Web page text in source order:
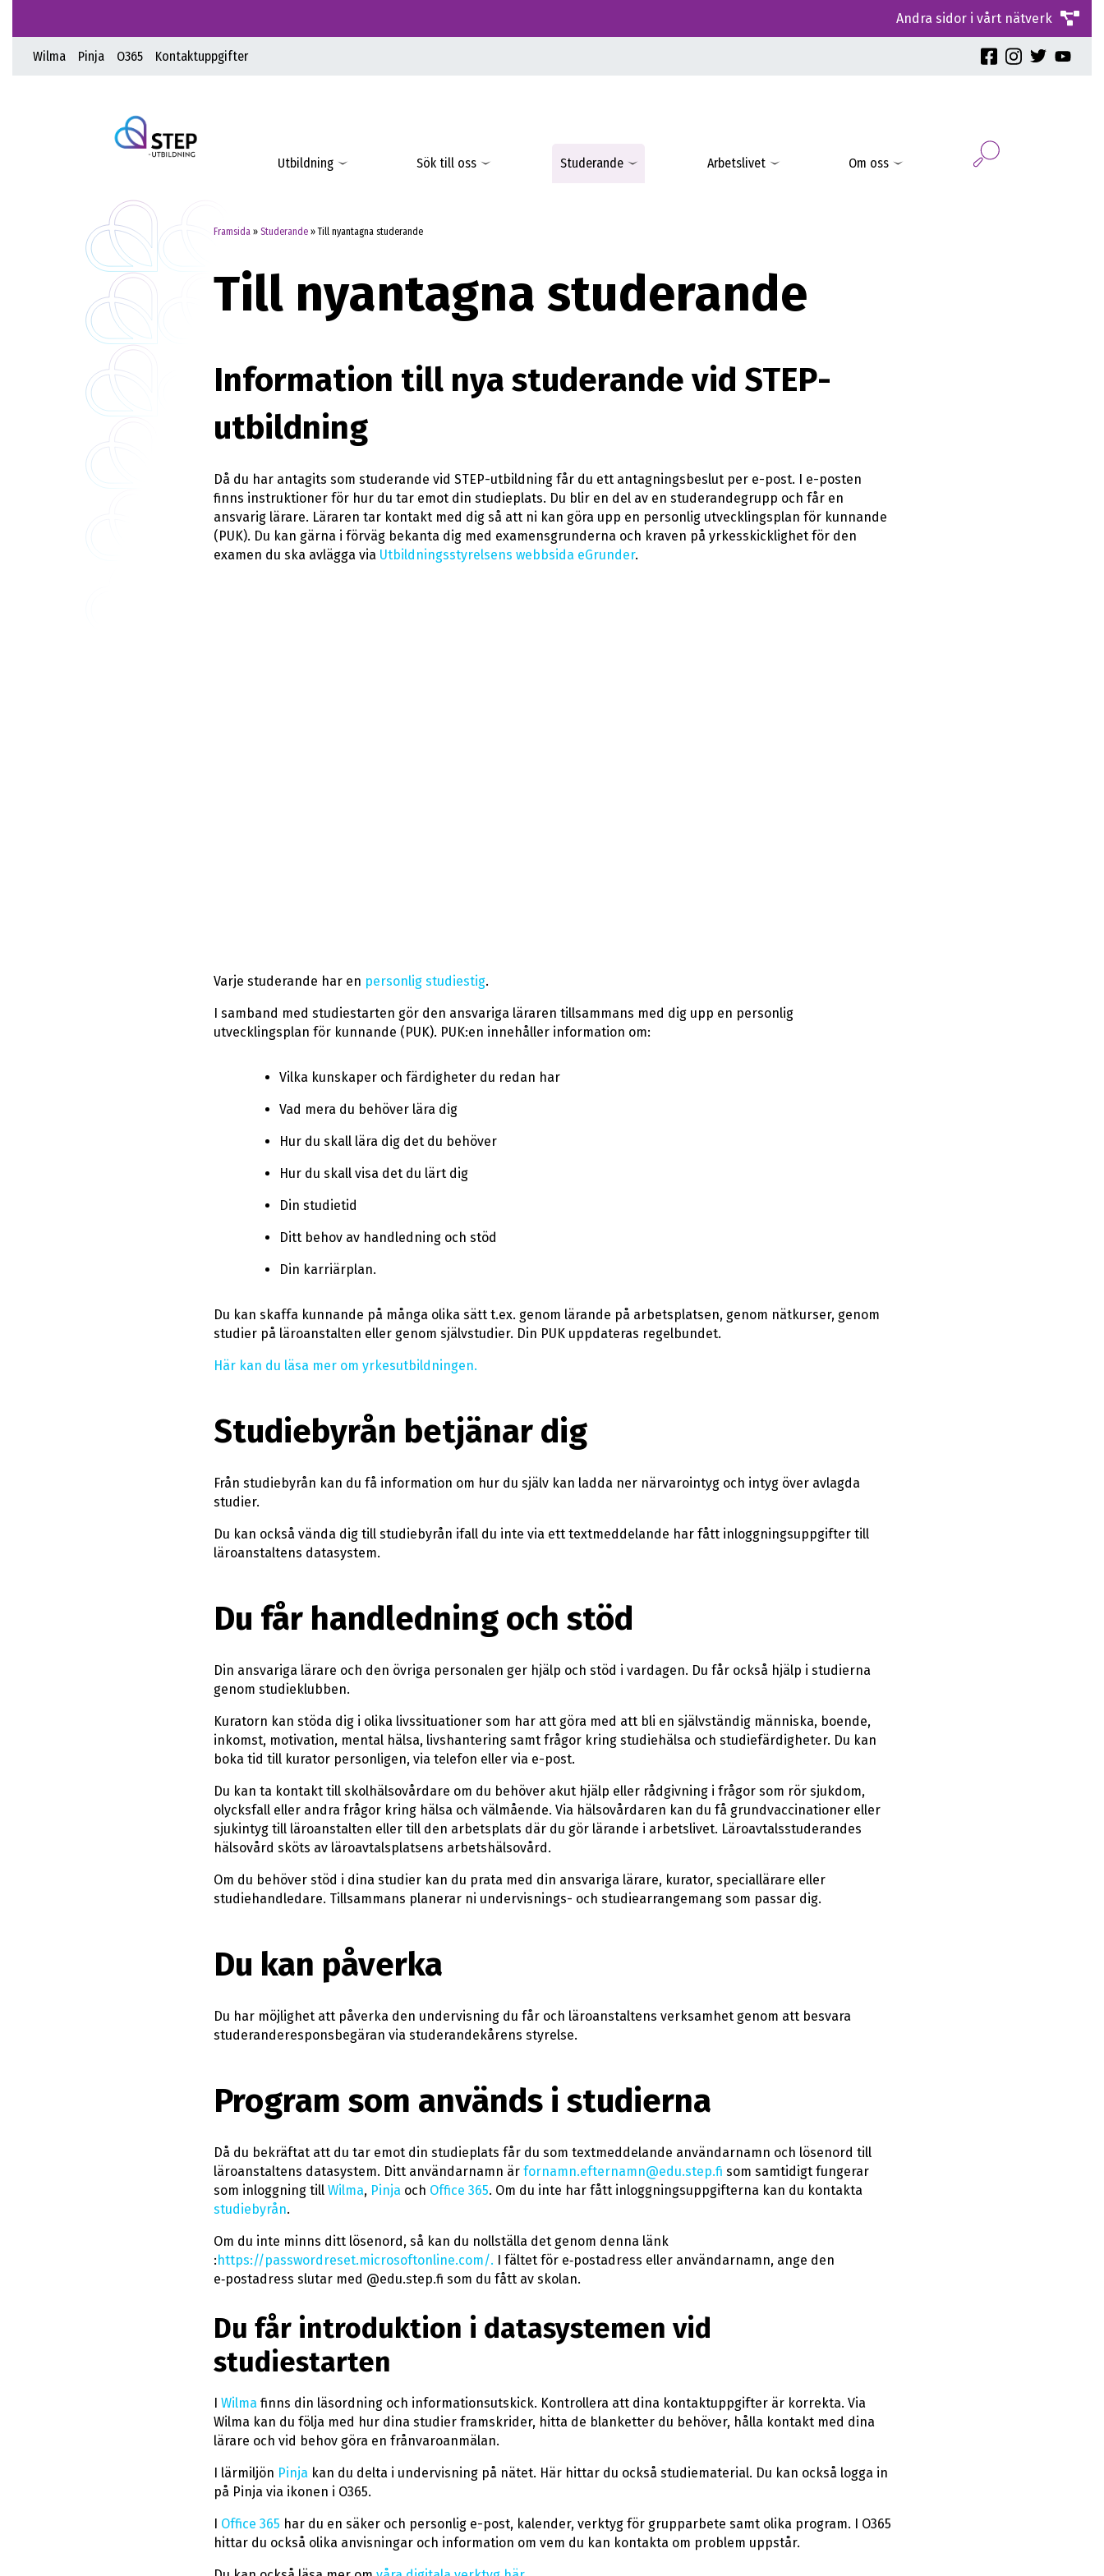
Andra sidor i vårt nätverk
Wilma Pinja O365 Kontaktuppgifter
Utbildning Sök till oss Studerande Arbetslivet Om oss
Framsida» Studerande»Till nyantagna studerande
Till nyantagna studerande
Information till nya studerande vid STEP-
utbildning
Då du har antagits som studerande vid STEP-utbildning får du ett antagningsbeslut per e-post. I e-posten
finns instruktioner för hur du tar emot din studieplats. Du blir en del av en studerandegrupp och får en
ansvarig lärare. Läraren tar kontakt med dig så att ni kan göra upp en personlig utvecklingsplan för kunnande
(PUK). Du kan gärna i förväg bekanta dig med examensgrunderna och kraven på yrkesskicklighet för den
examen du ska avlägga via Utbildningsstyrelsens webbsida eGrunder.
Varje studerande har en personlig studiestig.
I samband med studiestarten gör den ansvariga läraren tillsammans med dig upp en personlig
utvecklingsplan för kunnande (PUK). PUK:en innehåller information om:
Vilka kunskaper och färdigheter du redan har
Vad mera du behöver lära dig
Hur du skall lära dig det du behöver
Hur du skall visa det du lärt dig
Din studietid
Ditt behov av handledning och stöd
Din karriärplan.
Du kan skaffa kunnande på många olika sätt t.ex. genom lärande på arbetsplatsen, genom nätkurser, genom
studier på läroanstalten eller genom självstudier. Din PUK uppdateras regelbundet.
Här kan du läsa mer om yrkesutbildningen.
Studiebyrån betjänar dig
Från studiebyrån kan du få information om hur du själv kan ladda ner närvarointyg och intyg över avlagda
studier.
Du kan också vända dig till studiebyrån ifall du inte via ett textmeddelande har fått inloggningsuppgifter till
läroanstaltens datasystem.
Du får handledning och stöd
Din ansvariga lärare och den övriga personalen ger hjälp och stöd i vardagen. Du får också hjälp i studierna
genom studieklubben.
Kuratorn kan stöda dig i olika livssituationer som har att göra med att bli en självständig människa, boende,
inkomst, motivation, mental hälsa, livshantering samt frågor kring studiehälsa och studiefärdigheter. Du kan
boka tid till kurator personligen, via telefon eller via e-post.
Du kan ta kontakt till skolhälsovårdare om du behöver akut hjälp eller rådgivning i frågor som rör sjukdom,
olycksfall eller andra frågor kring hälsa och välmående. Via hälsovårdaren kan du få grundvaccinationer eller
sjukintyg till läroanstalten eller till den arbetsplats där du gör lärande i arbetslivet. Läroavtalsstuderandes
hälsovård sköts av läroavtalsplatsens arbetshälsovård.
Om du behöver stöd i dina studier kan du prata med din ansvariga lärare, kurator, speciallärare eller
studiehandledare. Tillsammans planerar ni undervisnings- och studiearrangemang som passar dig.
Du kan påverka
Du har möjlighet att påverka den undervisning du får och läroanstaltens verksamhet genom att besvara
studeranderesponsbegäran via studerandekårens styrelse.
Program som används i studierna
Då du bekräftat att du tar emot din studieplats får du som textmeddelande användarnamn och lösenord till
läroanstaltens datasystem. Ditt användarnamn är fornamn.efternamn@edu.step.fi som samtidigt fungerar
som inloggning till Wilma, Pinjaoch Office 365. Om du inte har fått inloggningsuppgifterna kan du kontakta
studiebyrån.
Om du inte minns ditt lösenord, så kan du nollställa det genom denna länk
:https://passwordreset.microsoftonline.com/. I fältet för e‑postadress eller användarnamn, ange den
e‑postadress slutar med @edu.step.fi som du fått av skolan.
Du får introduktion i datasystemen vid
studiestarten
I Wilmafinns din läsordning och informationsutskick. Kontrollera att dina kontaktuppgifter är korrekta. Via
Wilma kan du följa med hur dina studier framskrider, hitta de blanketter du behöver, hålla kontakt med dina
lärare och vid behov göra en frånvaroanmälan.
I lärmiljön Pinjakan du delta i undervisning på nätet. Här hittar du också studiematerial. Du kan också logga in
på Pinja via ikonen i O365.
I Office 365 har du en säker och personlig e-post, kalender, verktyg för grupparbete samt olika program. I O365
hittar du också olika anvisningar och information om vem du kan kontakta om problem uppstår.